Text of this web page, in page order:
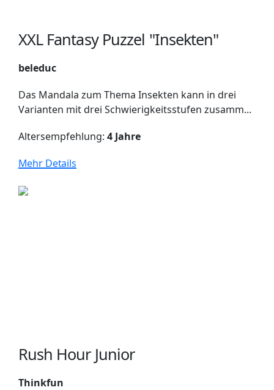
XXL Fantasy Puzzel "Insekten"
beleduc
Das Mandala zum Thema Insekten kann in drei
Varianten mit drei Schwierigkeitsstufen zusamm...
Altersempfehlung: 4 Jahre
Mehr Details
Rush Hour Junior
Thinkfun